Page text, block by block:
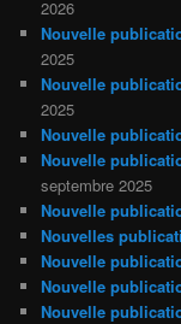
2026
Nouvelle
2025
Nouvelle
2025
Nouvelle
Nouvelle
septembre 2025
Nouvelle
Nouvelles
Nouvelle
Nouvelle
Nouvelle